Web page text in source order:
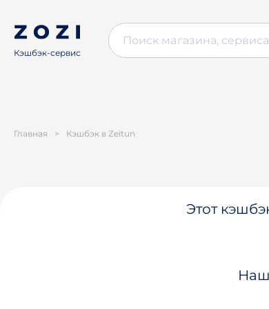
Кэшбэк-сервис
Главная > Кэшбэк в Zeitun
Этот